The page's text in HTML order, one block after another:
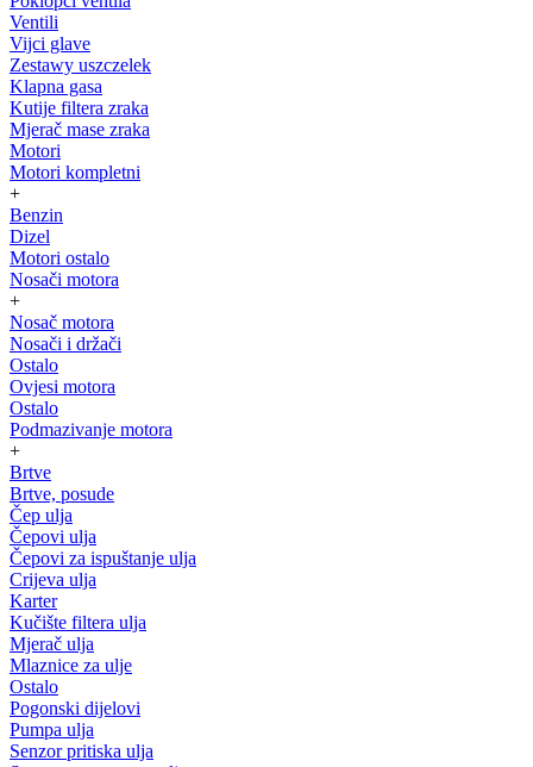
Ventili
Vijci glave
Zestawy uszczelek
Klapna gasa
Kutije filtera zraka
Mjerač mase zraka
Motori
Motori kompletni
+
Benzin
Dizel
Motori ostalo
Nosači motora
+
Nosač motora
Nosači i držači
Ostalo
Ovjesi motora
Ostalo
Podmazivanje motora
+
Brtve
Brtve, posude
Čep ulja
Čepovi ulja
Čepovi za ispuštanje ulja
Crijeva ulja
Karter
Kučište filtera ulja
Mjerač ulja
Mlaznice za ulje
Ostalo
Pogonski dijelovi
Pumpa ulja
Senzor pritiska ulja